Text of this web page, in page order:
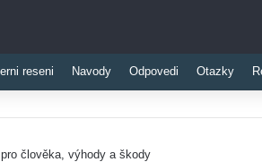
reseni Navody Odpovedi Otazky
člověka, výhody a škody